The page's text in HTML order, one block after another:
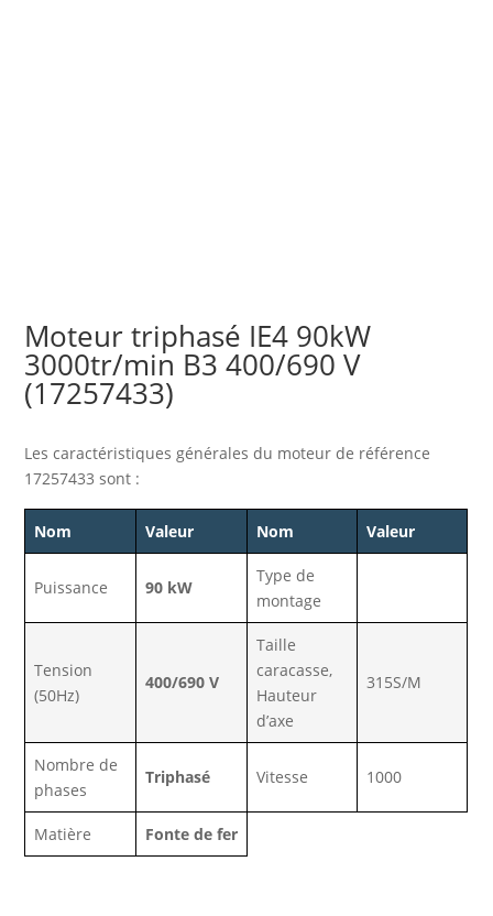
Moteur triphasé IE4 90kW
3000tr/min B3 400/690 V
(17257433)
Les caractéristiques générales du moteur de référence
17257433 sont :
Nom Valeur Nom Valeur
Puissance 90 kW
Type de
montage
Tension
(50Hz)
400/690 V
Taille
caracasse,
Hauteur
d’axe
315S/M
Nombre de
phases
Triphasé Vitesse 1000
Matière Fonte de fer